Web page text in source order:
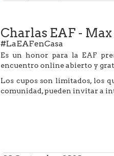
Charlas EAF - Max
#LaEAFenCasa
Es un honor para la EAF
encuentro online abierto y
Los cupos son limitados, los
comunidad, pueden invitar a